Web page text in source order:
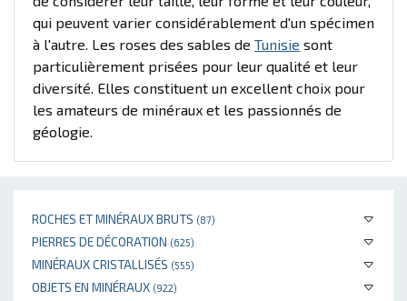
ROCHES ET MINÉRAUX BRUTS (87)
PIERRES DE DÉCORATION (625)
MINÉRAUX CRISTALLISÉS (555)
OBJETS EN MINÉRAUX (922)
qui peuvent varier considérablement d'un spécimen
à l'autre. Les roses des sables de Tunisie sont
particulièrement prisées pour leur qualité et leur
diversité. Elles constituent un excellent choix pour
les amateurs de minéraux et les passionnés de
géologie.